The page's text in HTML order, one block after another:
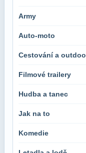
Army
Auto-moto
Cestování a
Filmové trailery
Hudba a tanec
Jak na to
Komedie